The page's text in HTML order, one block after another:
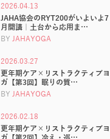
2026.04.13
JAHA協会のRYT200がいよいよ7
月開講｜土台から応用ま…
BY JAHAYOGA
2026.03.27
更年期ケア×リストラクティブヨ
ガ【第3回】眠りの質…
BY JAHAYOGA
2026.02.18
更年期ケア×リストラクティブヨ